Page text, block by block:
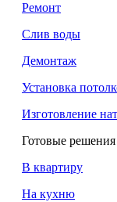
Ремонт
Слив воды
Демонтаж
Установка
Изготовление
Готовые решения
В квартиру
На кухню